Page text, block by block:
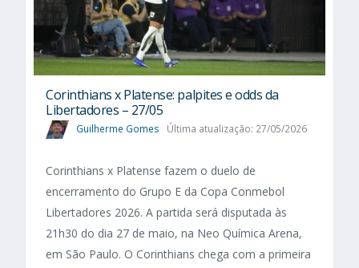
Corinthians x Platense: palpites e odds da
Libertadores – 27/05
Guilherme Gomes Última atualização: 27/05/2026
Corinthians x Platense fazem o duelo de
encerramento do Grupo E da Copa Conmebol
Libertadores 2026. A partida será disputada às
21h30 do dia 27 de maio, na Neo Química Arena,
em São Paulo. O Corinthians chega com a primeira